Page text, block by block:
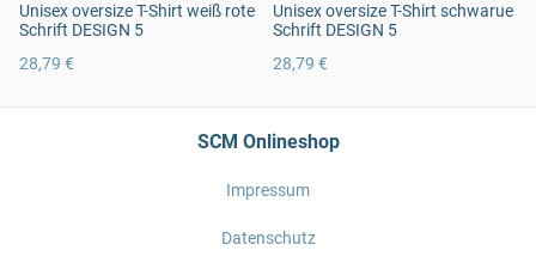
Unisex oversize T-Shirt weiß rote
Schrift DESIGN 5
28,79 €
Unisex oversize T-Shirt schwarue
Schrift DESIGN 5
28,79 €
SCM Onlineshop
Impressum
Datenschutz